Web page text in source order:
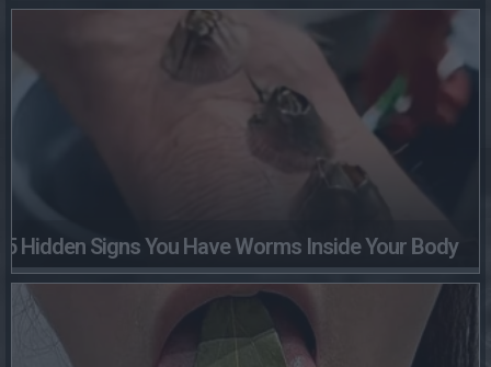
5 Hidden Signs You Have Worms Inside Your Body